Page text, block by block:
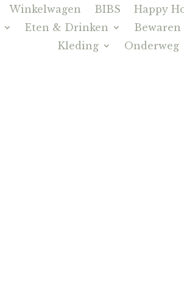
Winkelwagen BIBS Happy
Eten & Drinken
Kleding
Onderweg